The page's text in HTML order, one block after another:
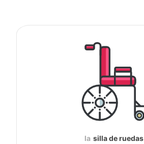
la silla de ruedas